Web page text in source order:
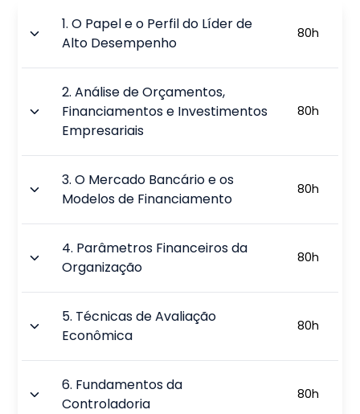
1.O Papel e o Perfil do Líder de
Alto Desempenho
80h
2.Análise de Orçamentos,
Financiamentos e Investimentos
Empresariais
80h
3.O Mercado Bancário e os
Modelos de Financiamento
80h
4. Parâmetros Financeiros da
Organização
80h
5. Técnicas de Avaliação
Econômica
80h
6. Fundamentos da
Controladoria
80h